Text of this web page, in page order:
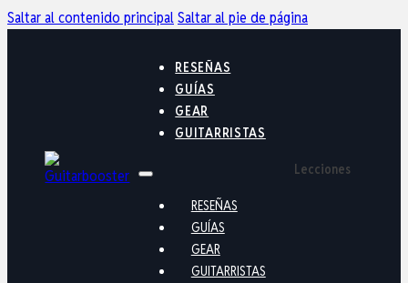
Saltar al contenido principalSaltar al pie de página
RESEÑAS
GUÍAS
GEAR
GUITARRISTAS
RESEÑAS
GUÍAS
GEAR
GUITARRISTAS
Lecciones